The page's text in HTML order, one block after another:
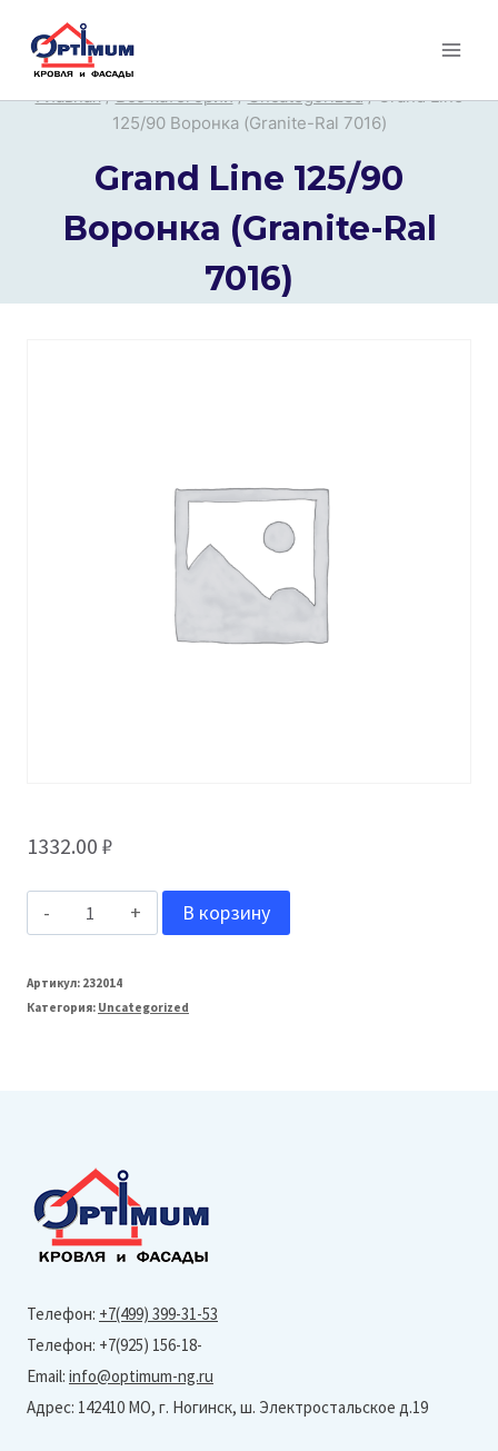
Перейти
Главная / Все категории / Uncategorized / Grand Line
125/90 Воронка (Granite-Ral 7016)
Grand Line 125/90
Воронка (Granite-Ral
7016)
1332.00 ₽
Количество
Grand
Line
7016)
В корзину
Артикул: 232014
Категория: Uncategorized
Телефон: +7(499) 399-31-53
Телефон: +7(925) 156-18-
Email: info@optimum-ng.ru
Адрес: 142410 МО, г. Ногинск, ш. Электростальское д.19